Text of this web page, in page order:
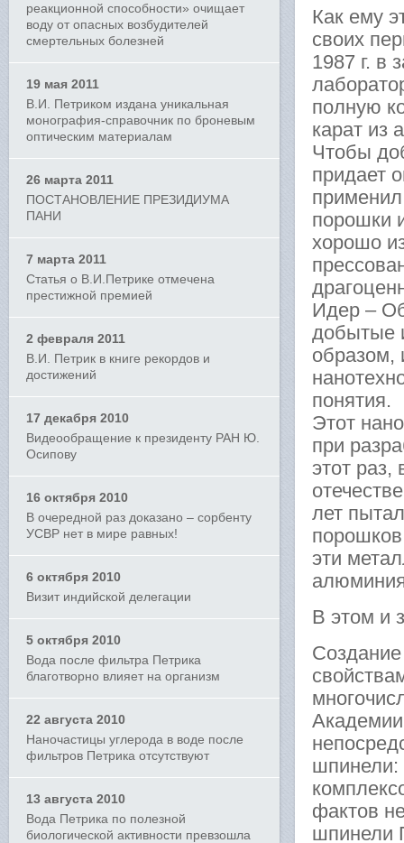
реакционной способности» очищает
воду от опасных возбудителей
смертельных болезней
19 мая 2011
В.И. Петриком издана уникальная
монография-справочник по броневым
оптическим материалам
26 марта 2011
ПОСТАНОВЛЕНИЕ ПРЕЗИДИУМА
ПАНИ
7 марта 2011
Статья о В.И.Петрике отмечена
престижной премией
2 февраля 2011
В.И. Петрик в книге рекордов и
достижений
17 декабря 2010
Видеообращение к президенту РАН Ю.
Осипову
16 октября 2010
В очередной раз доказано – сорбенту
УСВР нет в мире равных!
6 октября 2010
Визит индийской делегации
5 октября 2010
Вода после фильтра Петрика
благотворно влияет на организм
22 августа 2010
Наночастицы углерода в воде после
фильтров Петрика отсутствуют
13 августа 2010
Вода Петрика по полезной
биологической активности превзошла
Как ему
своих
1987 г. в
полную
карат из
Чтобы
придает
порошки
хорошо
Идер –
добытые
образом,
понятия.
Этот
при
этот
лет
эти
В этом и
шпинели:
фактов
шпинели